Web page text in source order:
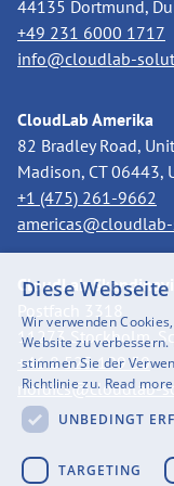
44135 Dortmund,
+49 231 6000 1717
info@cloudlab-
CloudLab Amerika
82 Bradley Road,
Madison, CT 06443,
+1 (475) 261-9662
CloudLab
11273 Stockholm,
+46 8 525 199 50
nordics@cloudlab-
Diese
Wir verwenden
Website zu
stimmen Sie der
Richtlinie zu. Read more
UNBEDINGT
TARGETING